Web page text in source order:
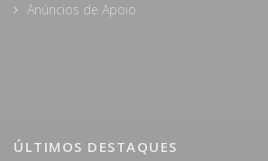
Anúncios de Apoio
ÚLTIMOS DESTAQUES